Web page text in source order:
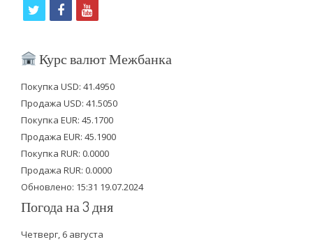
i
t
e
r
f
c
b
o
o
k
y
u
u
b
e
Курс валют Межбанка
Покупка USD: 41.4950
Продажа USD: 41.5050
Покупка EUR: 45.1700
Продажа EUR: 45.1900
Покупка RUR: 0.0000
Продажа RUR: 0.0000
Обновлено: 15:31 19.07.2024
Погода на 3 дня
Четверг, 6 августа